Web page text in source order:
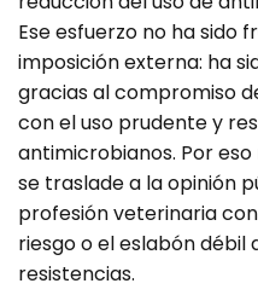
Ese esfuerzo no ha sido
imposición externa: ha
gracias al compromiso
con el uso prudente y
antimicrobianos. Por
se traslade a la opinión
profesión veterinaria
riesgo o el eslabón débil
resistencias.